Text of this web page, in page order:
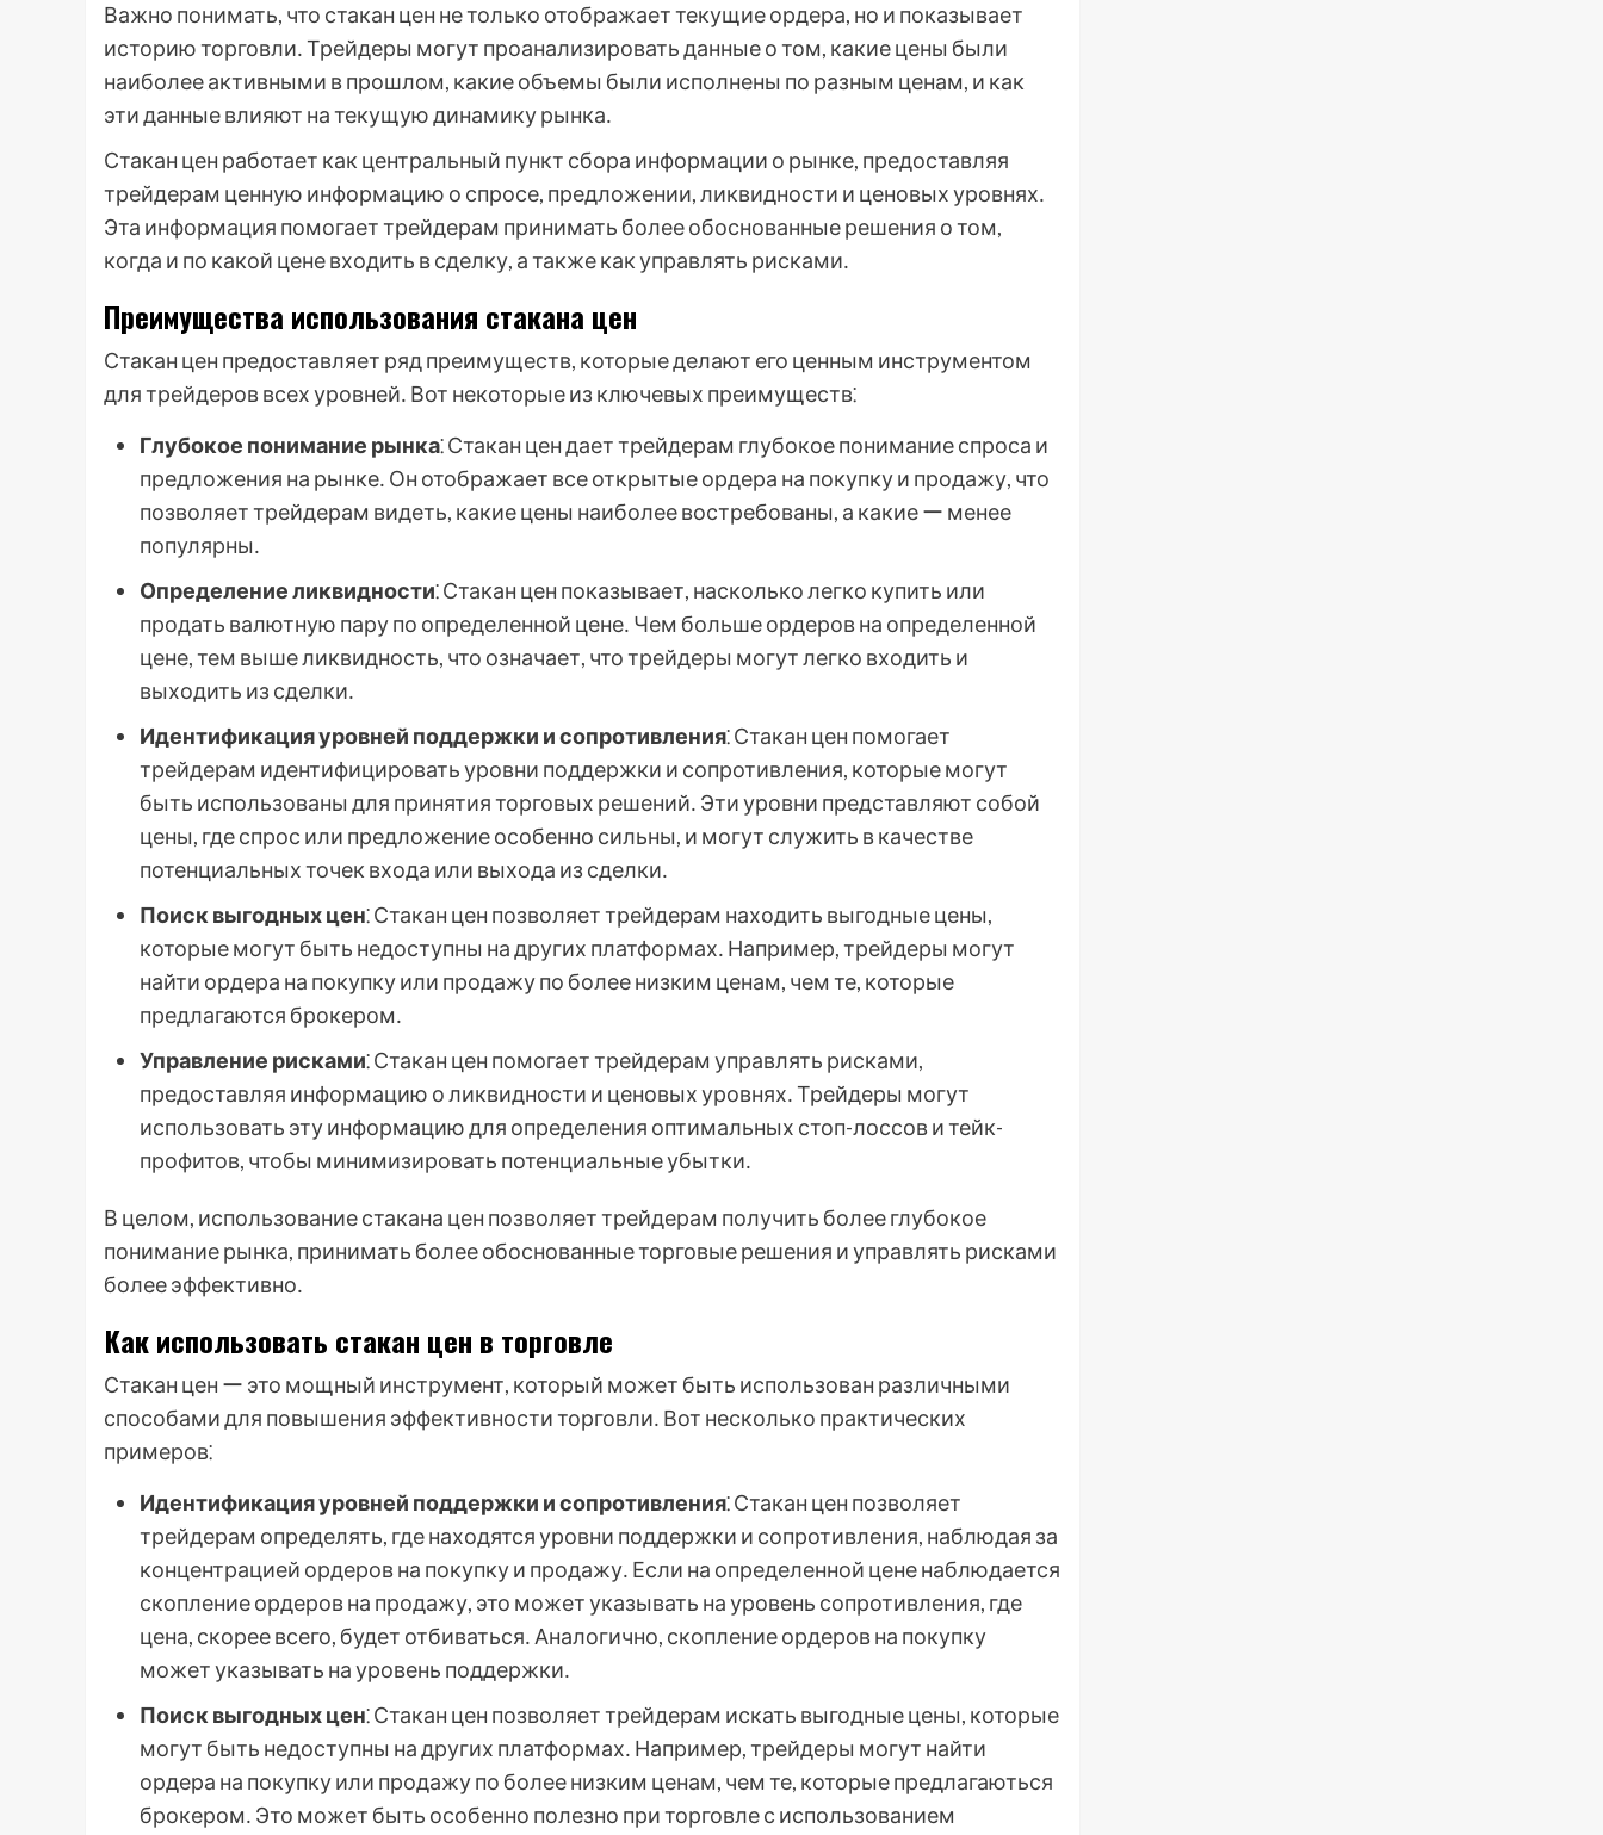
Важно понимать, что стакан цен не только отображает текущие ордера, но и показывает
историю торговли․ Трейдеры могут проанализировать данные о том, какие цены были
наиболее активными в прошлом, какие объемы были исполнены по разным ценам, и как
эти данные влияют на текущую динамику рынка․
Стакан цен работает как центральный пункт сбора информации о рынке, предоставляя
трейдерам ценную информацию о спросе, предложении, ликвидности и ценовых уровнях․
Эта информация помогает трейдерам принимать более обоснованные решения о том,
когда и по какой цене входить в сделку, а также как управлять рисками․
Преимущества использования стакана цен
Стакан цен предоставляет ряд преимуществ, которые делают его ценным инструментом
для трейдеров всех уровней․ Вот некоторые из ключевых преимуществ⁚
Глубокое понимание рынка⁚ Стакан цен дает трейдерам глубокое понимание спроса и
предложения на рынке․ Он отображает все открытые ордера на покупку и продажу, что
позволяет трейдерам видеть, какие цены наиболее востребованы, а какие ー менее
популярны․
Определение ликвидности⁚ Стакан цен показывает, насколько легко купить или
продать валютную пару по определенной цене․ Чем больше ордеров на определенной
цене, тем выше ликвидность, что означает, что трейдеры могут легко входить и
выходить из сделки․
Идентификация уровней поддержки и сопротивления⁚ Стакан цен помогает
трейдерам идентифицировать уровни поддержки и сопротивления, которые могут
быть использованы для принятия торговых решений․ Эти уровни представляют собой
цены, где спрос или предложение особенно сильны, и могут служить в качестве
потенциальных точек входа или выхода из сделки․
Поиск выгодных цен⁚ Стакан цен позволяет трейдерам находить выгодные цены,
которые могут быть недоступны на других платформах․ Например, трейдеры могут
найти ордера на покупку или продажу по более низким ценам, чем те, которые
предлагаются брокером․
Управление рисками⁚ Стакан цен помогает трейдерам управлять рисками,
предоставляя информацию о ликвидности и ценовых уровнях․ Трейдеры могут
использовать эту информацию для определения оптимальных стоп-лоссов и тейк-
профитов, чтобы минимизировать потенциальные убытки․
В целом, использование стакана цен позволяет трейдерам получить более глубокое
понимание рынка, принимать более обоснованные торговые решения и управлять рисками
более эффективно․
Как использовать стакан цен в торговле
Стакан цен ー это мощный инструмент, который может быть использован различными
способами для повышения эффективности торговли․ Вот несколько практических
примеров⁚
Идентификация уровней поддержки и сопротивления⁚ Стакан цен позволяет
трейдерам определять, где находятся уровни поддержки и сопротивления, наблюдая за
концентрацией ордеров на покупку и продажу․ Если на определенной цене наблюдается
скопление ордеров на продажу, это может указывать на уровень сопротивления, где
цена, скорее всего, будет отбиваться․ Аналогично, скопление ордеров на покупку
может указывать на уровень поддержки․
Поиск выгодных цен⁚ Стакан цен позволяет трейдерам искать выгодные цены, которые
могут быть недоступны на других платформах․ Например, трейдеры могут найти
ордера на покупку или продажу по более низким ценам, чем те, которые предлагаються
брокером․ Это может быть особенно полезно при торговле с использованием